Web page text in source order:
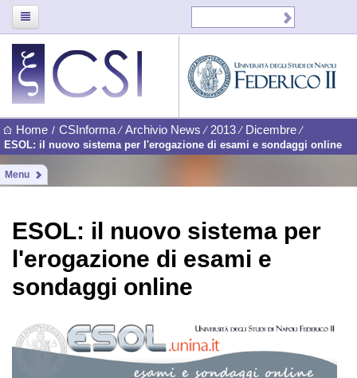
Home / CSInforma ⁄ Archivio News ⁄ 2013 ⁄ Dicembre ⁄
ESOL: il nuovo sistema per l'erogazione di esami e sondaggi online
Menu
ESOL: il nuovo sistema per
l'erogazione di esami e
sondaggi online